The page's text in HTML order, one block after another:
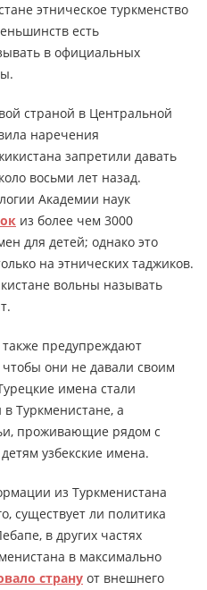
этническое туркменство
есть
в официальных
страной в Центральной
наречения
запретили давать
восьми лет назад.
Академии наук
из более чем 3000
для детей; однако это
на этнических таджиков.
вольны называть
также предупреждают
они не давали своим
имена стали
Туркменистане, а
проживающие рядом с
узбекские имена.
из Туркменистана
существует ли политика
в других частях
в максимально
страну от внешнего